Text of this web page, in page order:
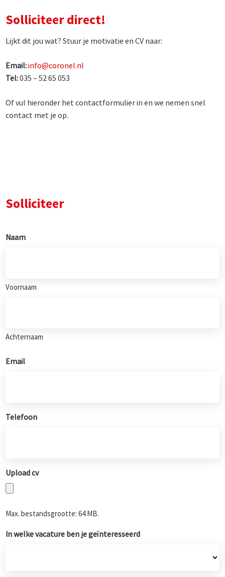
Solliciteer direct!
Lijkt dit jou wat? Stuur je motivatie en CV naar:
Email:info@coronel.nl
Tel:035 – 52 65 053
Of vul hieronder het contactformulier in en we nemen snel
contact met je op.
Solliciteer
Naam
Voornaam
Achternaam
Email
Telefoon
Upload cv
Max. bestandsgrootte: 64 MB.
In welke vacature ben je geïnteresseerd